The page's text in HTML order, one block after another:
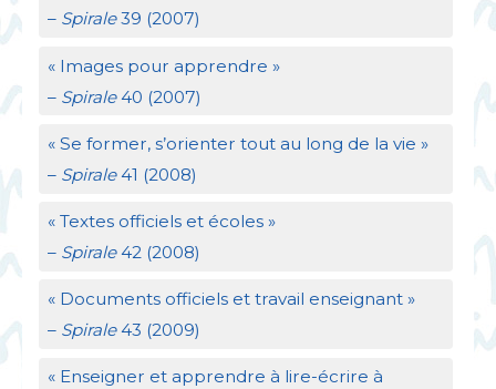
– Spirale39 (2007)
« Images pour apprendre »
– Spirale40 (2007)
« Se former, s’orienter tout au long de la vie »
– Spirale41 (2008)
« Textes officiels et écoles »
– Spirale42 (2008)
« Documents officiels et travail enseignant »
– Spirale43 (2009)
« Enseigner et apprendre à lire-écrire à